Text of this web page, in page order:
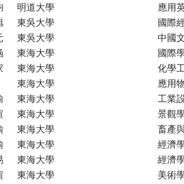
明道大學
應用
東吳大學
國際
東吳大學
中國
東海大學
國際
東海大學
化學
東海大學
應用
東海大學
工業
東海大學
景觀
東海大學
畜產
東海大學
經濟
東海大學
經濟
東海大學
美術